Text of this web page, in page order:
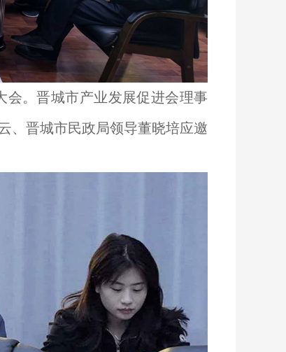
会。晋城市产业发展促进会理事
、晋城市民政局领导董晓培应邀